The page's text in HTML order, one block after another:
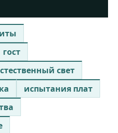
гост
свет
испытания плат